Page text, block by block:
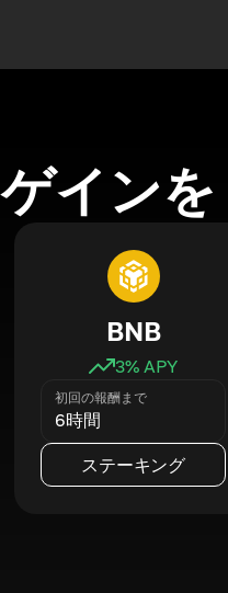
インを
BNB
3% APY
初回の報酬まで
6時間
ステーキング